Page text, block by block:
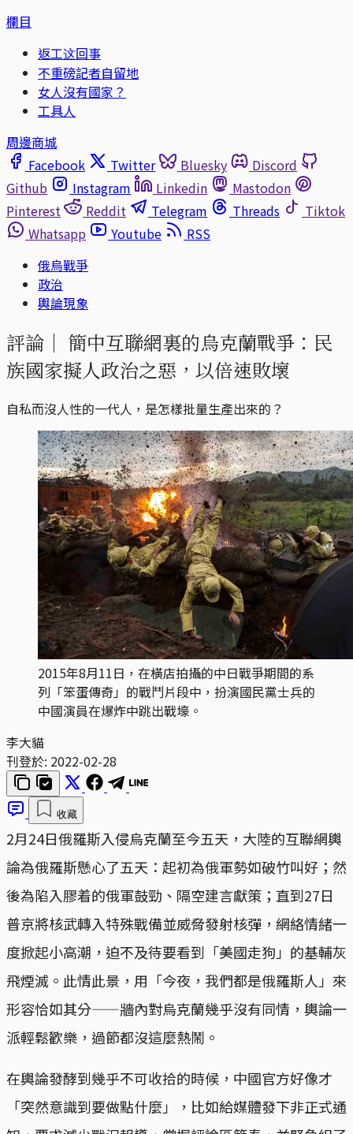
欄目
返工这回事
不重磅記者自留地
女人沒有國家？
工具人
周邊商城
Facebook
Twitter Bluesky
Discord
Github
Instagram Linkedin
Mastodon
Pinterest
Reddit Telegram Threads
Tiktok
Whatsapp
Youtube
RSS
俄烏戰爭
政治
輿論現象
評論｜ 簡中互聯網裏的烏克蘭戰爭：民
族國家擬人政治之惡，以倍速敗壞
自私而沒人性的一代人，是怎樣批量生產出來的？
2015年8月11日，在橫店拍攝的中日戰爭期間的系
列「笨蛋傳奇」的戰鬥片段中，扮演國民黨士兵的
中國演員在爆炸中跳出戰壕。
李大貓
刊登於: 2022-02-28
收藏
2月24日俄羅斯入侵烏克蘭至今五天，大陸的互聯網輿
論為俄羅斯懸心了五天：起初為俄軍勢如破竹叫好；然
後為陷入膠着的俄軍鼓勁、隔空建言獻策；直到27日
普京將核武轉入特殊戰備並威脅發射核彈，網絡情緒一
度掀起小高潮，迫不及待要看到「美國走狗」的基輔灰
飛煙滅。此情此景，用「今夜，我們都是俄羅斯人」來
形容恰如其分——牆內對烏克蘭幾乎沒有同情，輿論一
派輕鬆歡樂，過節都沒這麼熱鬧。
在輿論發酵到幾乎不可收拾的時候，中國官方好像才
「突然意識到要做點什麼」，比如給媒體發下非正式通